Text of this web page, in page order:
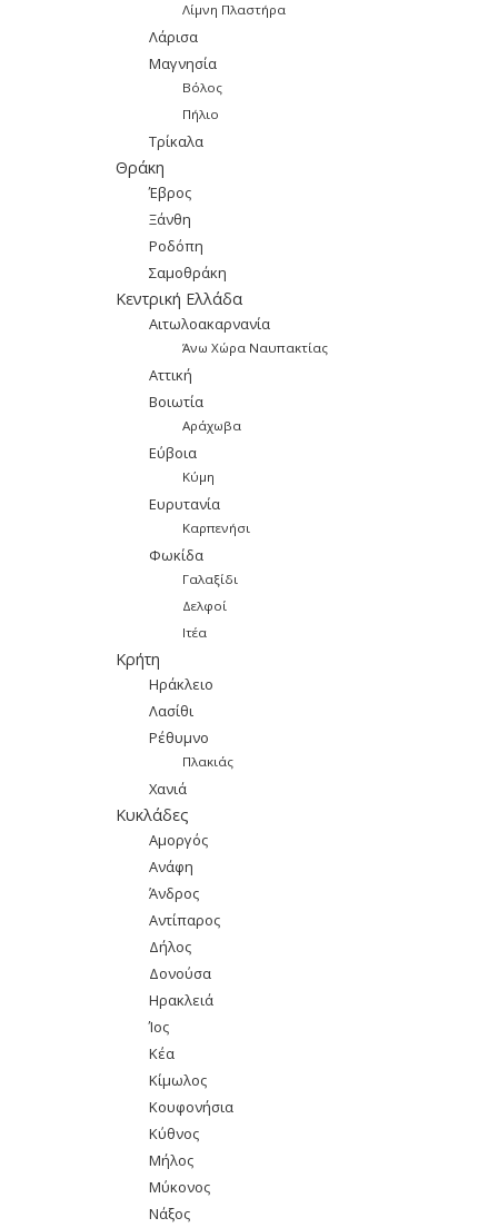
Λίμνη Πλαστήρα
Λάρισα
Μαγνησία
Βόλος
Πήλιο
Τρίκαλα
Θράκη
Έβρος
Ξάνθη
Ροδόπη
Σαμοθράκη
Κεντρική Ελλάδα
Αιτωλοακαρνανία
Άνω Χώρα Ναυπακτίας
Αττική
Βοιωτία
Αράχωβα
Εύβοια
Κύμη
Ευρυτανία
Καρπενήσι
Φωκίδα
Γαλαξίδι
Δελφοί
Ιτέα
Κρήτη
Ηράκλειο
Λασίθι
Ρέθυμνο
Πλακιάς
Χανιά
Κυκλάδες
Αμοργός
Ανάφη
Άνδρος
Αντίπαρος
Δήλος
Δονούσα
Ηρακλειά
Ίος
Κέα
Κίμωλος
Κουφονήσια
Κύθνος
Μήλος
Μύκονος
Νάξος